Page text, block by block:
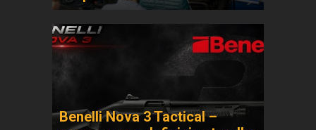
Benelli Nova 3 Tactical –